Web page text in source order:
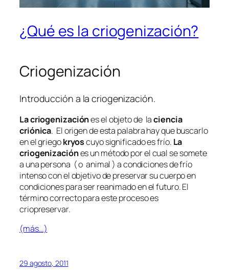
¿Qué es la criogenización?
Criogenización
Introducción a la criogenización.
La criogenizaciónes el objeto de laciencia
criónica. El origen de esta palabra hay que buscarlo
en el griegokryoscuyo significado es frío. La
criogenizaciónes un método por el cual se somete
a una persona ( o animal ) a condiciones de frío
intenso con el objetivo de preservar su cuerpo en
condiciones para ser reanimado en el futuro. El
término correcto para este proceso es
criopreservar.
(más…)
29 agosto, 2011